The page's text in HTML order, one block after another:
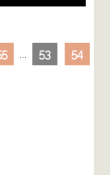
53 54